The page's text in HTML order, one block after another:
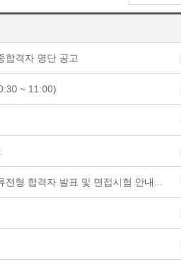
합격자 명단 공고
~ 11:00)
형 합격자 발표 및 면접시험 안내...